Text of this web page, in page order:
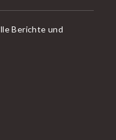
Berichte und